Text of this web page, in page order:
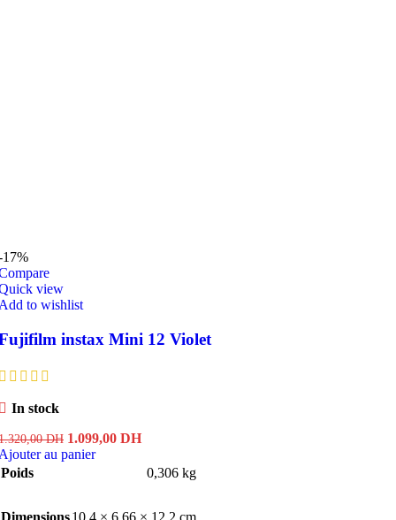
17%
view
to wishlist
instax Mini 12 Violet
In stock
DH Le
prix
1.099,00 DHLe
actuel
au panier
Poids
0,306 kg
Dimensions10,4 × 6,66 × 12,2 cm